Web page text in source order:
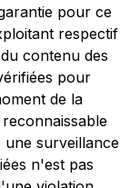
pour ce
respectif
contenu des
pour
de la
une surveillance
n'est pas